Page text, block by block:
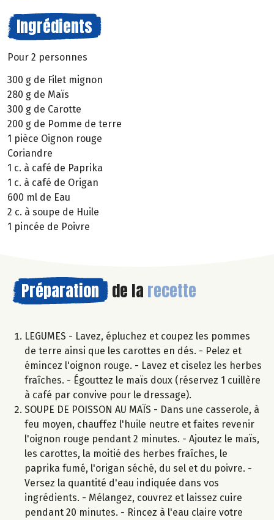
Ingrédients
Pour 2 personnes
300 g de Filet mignon
280 g de Maïs
300 g de Carotte
200 g de Pomme de terre
1 pièce Oignon rouge
Coriandre
1 c. à café de Paprika
1 c. à café de Origan
600 ml de Eau
2 c. à soupe de Huile
1 pincée de Poivre
Préparation de la recette
LEGUMES - Lavez, épluchez et coupez les pommes
de terre ainsi que les carottes en dés. - Pelez et
émincez l'oignon rouge. - Lavez et ciselez les herbes
fraîches. - Égouttez le maïs doux (réservez 1 cuillère
à café par convive pour le dressage).
SOUPE DE POISSON AU MAÏS - Dans une casserole, à
feu moyen, chauffez l'huile neutre et faites revenir
l'oignon rouge pendant 2 minutes. - Ajoutez le maïs,
les carottes, la moitié des herbes fraîches, le
paprika fumé, l'origan séché, du sel et du poivre. -
Versez la quantité d'eau indiquée dans vos
ingrédients. - Mélangez, couvrez et laissez cuire
pendant 20 minutes. - Rincez à l'eau claire votre